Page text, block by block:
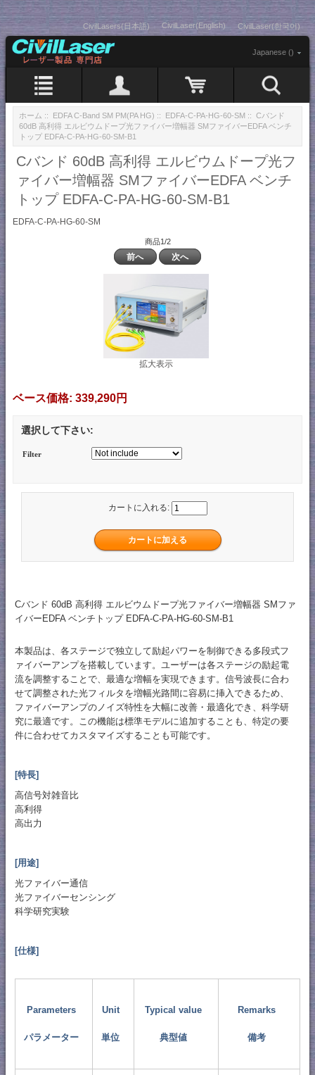
CivilLasers(日本語) CivilLaser(English) CivilLaser(한국어)
Japanese ()
ホーム :: EDFA C-Band SM PM(PA HG) :: EDFA-C-PA-HG-60-SM :: Cバンド
60dB 高利得 エルビウムドープ光ファイバー増幅器 SMファイバーEDFA ベンチ
トップ EDFA-C-PA-HG-60-SM-B1
Cバンド 60dB 高利得 エルビウムドープ光フ
ァイバー増幅器 SMファイバーEDFA ベンチ
トップ EDFA-C-PA-HG-60-SM-B1
EDFA-C-PA-HG-60-SM
商品1/2
前へ 次へ
拡大表示
ベース価格: 339,290円
選択して下さい:
Filter
カートに入れる:
Cバンド 60dB 高利得 エルビウムドープ光ファイバー増幅器 SMファ
イバーEDFA ベンチトップ EDFA-C-PA-HG-60-SM-B1
本製品は、各ステージで独立して励起パワーを制御できる多段式フ
ァイバーアンプを搭載しています。ユーザーは各ステージの励起電
流を調整することで、最適な増幅を実現できます。信号波長に合わ
せて調整された光フィルタを増幅光路間に容易に挿入できるため、
ファイバーアンプのノイズ特性を大幅に改善・最適化でき、科学研
究に最適です。この機能は標準モデルに追加することも、特定の要
件に合わせてカスタマイズすることも可能です。
[特長]
高信号対雑音比
高利得
高出力
[用途]
光ファイバー通信
光ファイバーセンシング
科学研究実験
[仕様]
Parameters
パラメーター
Unit
単位
Typical value
典型値
Remarks
備考